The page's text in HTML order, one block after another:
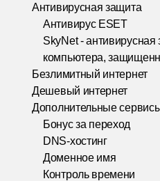
Антивирусная защита
Антивирус ESET
SkyNet -
компьютера,
Безлимитный интернет
Дешевый интернет
Дополнительные
Бонус за переход
DNS-хостинг
Доменное имя
Контроль времени